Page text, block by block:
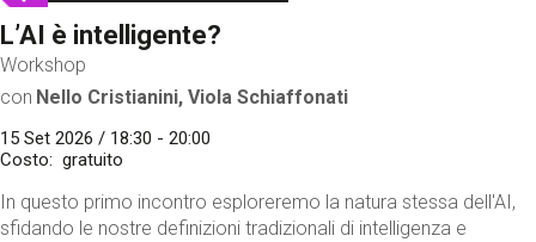
L’AI è intelligente?
Workshop
con Nello Cristianini, Viola Schiaffonati
15 Set 2026 / 18:30 - 20:00
Costo
gratuito
In questo primo incontro esploreremo la natura stessa dell'AI,
sfidando le nostre definizioni tradizionali di intelligenza e